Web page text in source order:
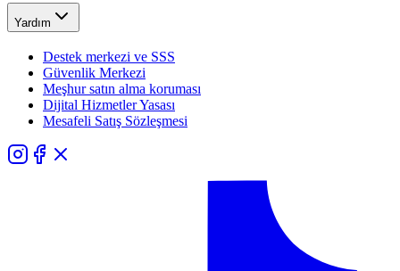
Yardım
Destek merkezi ve SSS
Güvenlik Merkezi
Meşhur satın alma koruması
Dijital Hizmetler Yasası
Mesafeli Satış Sözleşmesi